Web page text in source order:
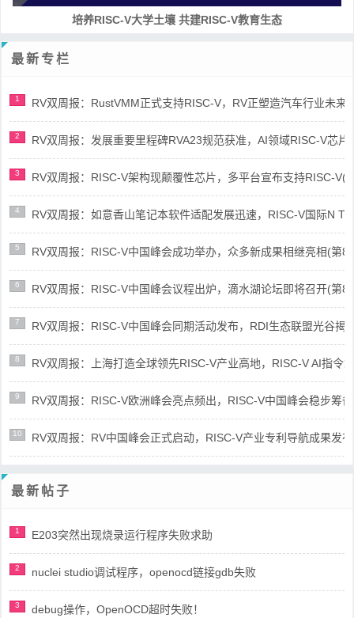
培养RISC-V大学土壤 共建RISC-V教育生态
最新专栏
1 RV双周报：RustVMM正式支持RISC-V，RV正塑造汽车行业未来
2 RV双周报：发展重要里程碑RVA23规范获准，AI领域RISC-V芯
3 RV双周报：RISC-V架构现颠覆性芯片，多平台宣布支持RISC-V(
4 RV双周报：如意香山笔记本软件适配发展迅速，RISC-V国际N
5 RV双周报：RISC-V中国峰会成功举办，众多新成果相继亮相(第
6 RV双周报：RISC-V中国峰会议程出炉，滴水湖论坛即将召开(第
7 RV双周报：RISC-V中国峰会同期活动发布，RDI生态联盟光谷揭
8 RV双周报：上海打造全球领先RISC-V产业高地，RISC-V AI指令
9 RV双周报：RISC-V欧洲峰会亮点频出，RISC-V中国峰会稳步筹
10 RV双周报：RV中国峰会正式启动，RISC-V产业专利导航成果发
最新帖子
1 E203突然出现烧录运行程序失败求助
2 nuclei studio调试程序，openocd链接gdb失败
3 debug操作，OpenOCD超时失败！